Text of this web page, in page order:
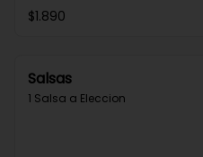
$1.890
Salsas
1 Salsa a Eleccion